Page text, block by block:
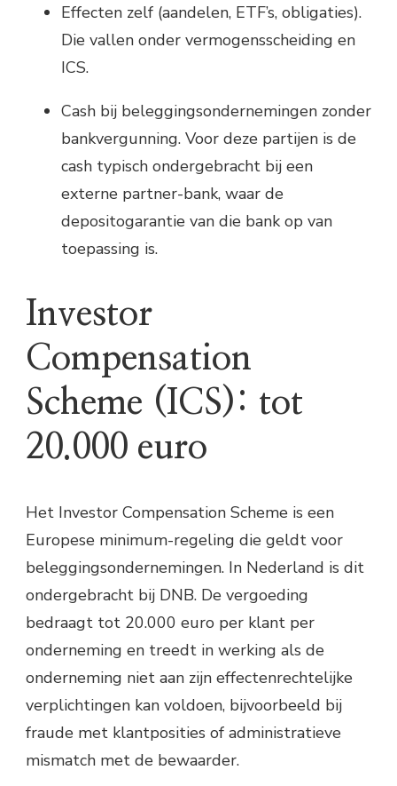
Effecten zelf (aandelen, ETF’s, obligaties).
Die vallen onder vermogensscheiding en
ICS.
Cash bij beleggingsondernemingen zonder
bankvergunning. Voor deze partijen is de
cash typisch ondergebracht bij een
externe partner-bank, waar de
depositogarantie van die bank op van
toepassing is.
Investor
Compensation
Scheme (ICS): tot
20.000 euro
Het Investor Compensation Scheme is een
Europese minimum-regeling die geldt voor
beleggingsondernemingen. In Nederland is dit
ondergebracht bij DNB. De vergoeding
bedraagt tot 20.000 euro per klant per
onderneming en treedt in werking als de
onderneming niet aan zijn effectenrechtelijke
verplichtingen kan voldoen, bijvoorbeeld bij
fraude met klantposities of administratieve
mismatch met de bewaarder.